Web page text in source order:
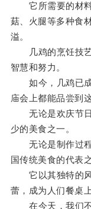
它所需要的材料
菇、火腿等多种食
溢。
几鸡的烹饪技艺
智慧和努力。
如今，几鸡已成
庙会上都能品尝到
无论是欢庆节日
少的美食之一。
无论是制作过程
国传统美食的代表之
它以其独特的风
蕾，成为人们餐桌
在今天，我们不